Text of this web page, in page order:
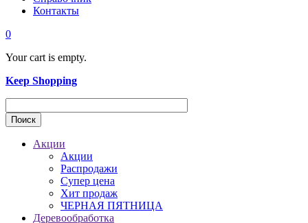
Контакты
0
Your cart is empty.
Keep Shopping
Акции
Акции
Распродажи
Супер цена
Хит продаж
ЧЕРНАЯ ПЯТНИЦА
Деревообработка